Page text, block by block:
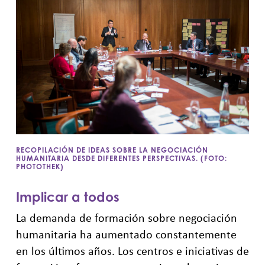
RECOPILACIÓN DE IDEAS SOBRE LA NEGOCIACIÓN
HUMANITARIA DESDE DIFERENTES PERSPECTIVAS. (FOTO:
PHOTOTHEK)
Implicar a todos
La demanda de formación sobre negociación
humanitaria ha aumentado constantemente
en los últimos años. Los centros e iniciativas de